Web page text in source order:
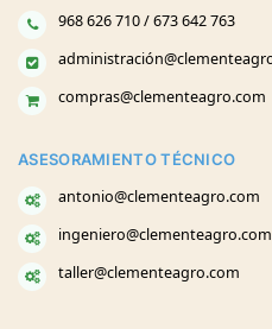
968 626 710 / 673 642 763
compras@clementeagro.com
ASESORAMIENTO TÉCNICO
antonio@clementeagro.com
ingeniero@clementeagro.com
taller@clementeagro.com